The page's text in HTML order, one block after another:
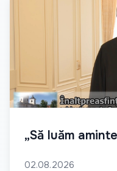
„Să luăm
02.08.2026